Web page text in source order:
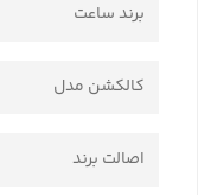
برند ساعت
کالکشن مدل
اصالت برند